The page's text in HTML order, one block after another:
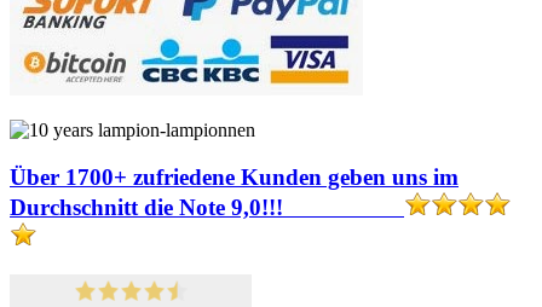
Über 1700+ zufriedene Kunden geben uns im
Durchschnitt die Note 9,0!!!